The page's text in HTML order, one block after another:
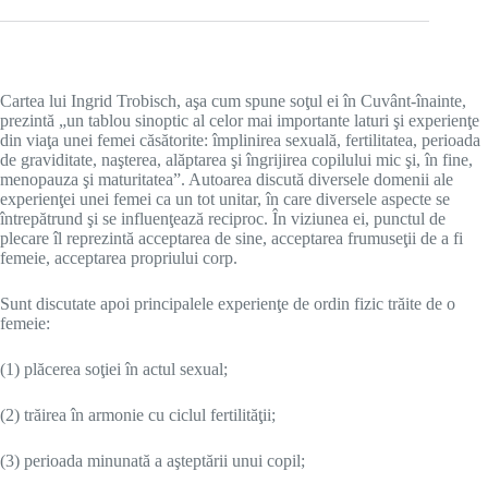
Cartea lui Ingrid Trobisch, aşa cum spune soţul ei în Cuvânt-înainte,
prezintă „un tablou sinoptic al celor mai importante laturi şi experienţe
din viaţa unei femei căsătorite: împlinirea sexuală, fertilitatea, perioada
de graviditate, naşterea, alăptarea şi îngrijirea copilului mic şi, în fine,
menopauza şi maturitatea”. Autoarea discută diversele domenii ale
experienţei unei femei ca un tot unitar, în care diversele aspecte se
întrepătrund şi se influenţează reciproc. În viziunea ei, punctul de
plecare îl reprezintă acceptarea de sine, acceptarea frumuseţii de a fi
femeie, acceptarea propriului corp.
Sunt discutate apoi principalele experienţe de ordin fizic trăite de o
femeie:
(1) plăcerea soţiei în actul sexual;
(2) trăirea în armonie cu ciclul fertilităţii;
(3) perioada minunată a aşteptării unui copil;